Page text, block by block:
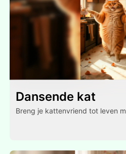
Dansende kat
Breng je kattenvriend tot leven